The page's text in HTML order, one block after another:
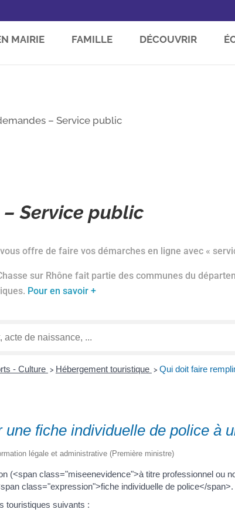
MAIRIE FAMILLE DÉCOUVRIR
– Service public
Service public
offre de faire vos démarches en ligne avec «
sur Rhône fait partie des communes du
Pour en savoir +
- Culture > Hébergement touristique > Qui doit faire
fiche individuelle de police à
légale et administrative (Première ministre)
(<span class="miseenevidence">à titre professionnel ou
class="expression">fiche individuelle de police</span>.
touristiques suivants :